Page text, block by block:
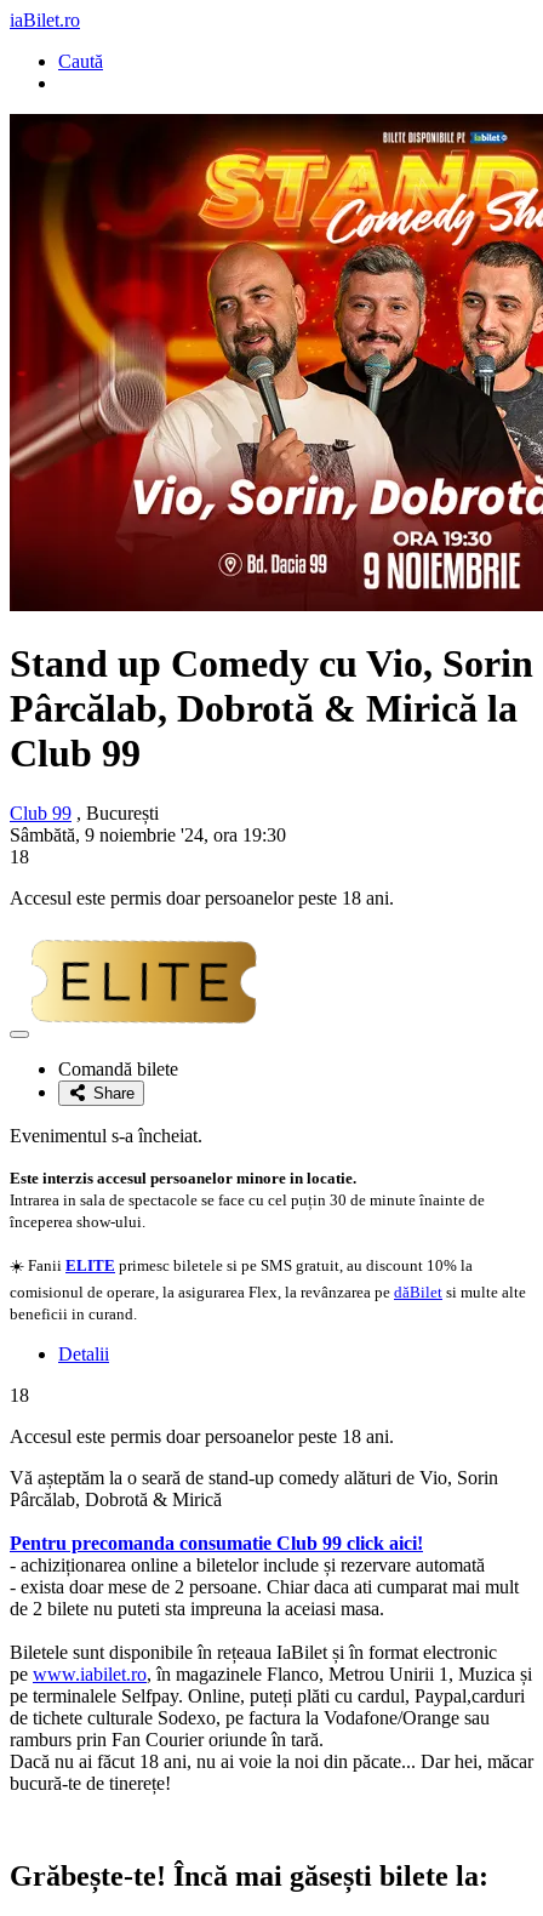
iaBilet.ro
Caută
Stand up Comedy cu Vio, Sorin
Pârcălab, Dobrotă & Mirică la
Club 99
Club 99 , București
Sâmbătă, 9 noiembrie '24, ora 19:30
18
Accesul este permis doar persoanelor peste 18 ani.
Adaugă
favoriteComandă bilete
Share
Evenimentul s-a încheiat.
Este interzis accesul persoanelor minore in locatie.
Intrarea in sala de spectacole se face cu cel puțin 30 de minute înainte de
începerea show-ului.
☀️ Fanii ELITE primesc biletele si pe SMS gratuit, au discount 10% la
comisionul de operare, la asigurarea Flex, la revânzarea pe dăBilet si multe alte
beneficii in curand.
Detalii
18
Accesul este permis doar persoanelor peste 18 ani.
Vă așteptăm la o seară de stand-up comedy alături de Vio, Sorin
Pârcălab, Dobrotă & Mirică
Pentru precomanda consumatie Club 99 click aici!
- achiziționarea online a biletelor include și rezervare automată
- exista doar mese de 2 persoane. Chiar daca ati cumparat mai mult
de 2 bilete nu puteti sta impreuna la aceiasi masa.
Biletele sunt disponibile în rețeaua IaBilet și în format electronic
pe www.iabilet.ro, în magazinele Flanco, Metrou Unirii 1, Muzica și
pe terminalele Selfpay. Online, puteți plăti cu cardul, Paypal,carduri
de tichete culturale Sodexo, pe factura la Vodafone/Orange sau
ramburs prin Fan Courier oriunde în tară.
Dacă nu ai făcut 18 ani, nu ai voie la noi din păcate... Dar hei, măcar
bucură-te de tinerețe!
Grăbește-te! Încă mai găsești bilete la: